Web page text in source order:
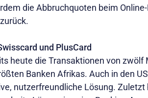
die Abbruchquoten beim Online-
und PlusCard
heute die Transaktionen von zwölf
Banken Afrikas. Auch in den
nutzerfreundliche Lösung.